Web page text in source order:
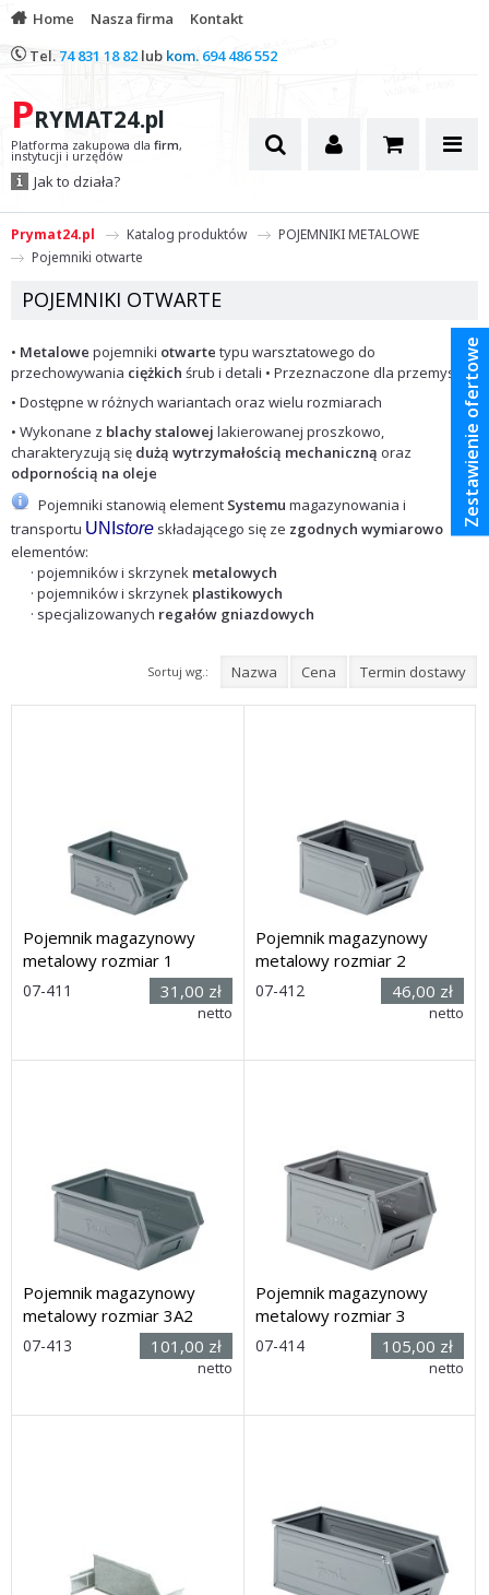
Zestawienie ofertowe
Home Nasza firma
Kontakt
Tel. 74 831 18 82 lub kom. 694 486 552
PRYMAT24.pl
Platforma zakupowa dla firm,
instytucji i urzędów
Jak to działa?
Prymat24.pl Katalog produktów
POJEMNIKI METALOWE
Pojemniki otwarte
POJEMNIKI OTWARTE
• Metalowe pojemniki otwarte typu warsztatowego do
przechowywania ciężkich śrub i detali • Przeznaczone dla przemysłu
• Dostępne w różnych wariantach oraz wielu rozmiarach
• Wykonane z blachy stalowej lakierowanej proszkowo,
charakteryzują się dużą wytrzymałością mechaniczną oraz
odpornością na oleje
Pojemniki stanowią element Systemu magazynowania i
transportu UNI store składającego się ze zgodnych wymiarowo
elementów:
· pojemników i skrzynek metalowych
· pojemników i skrzynek plastikowych
· specjalizowanych regałów gniazdowych
Sortuj wg.: Nazwa Cena Termin dostawy
Pojemnik magazynowy
metalowy rozmiar 1
07-411 31,00 zł
netto
Pojemnik magazynowy
metalowy rozmiar 2
07-412 46,00 zł
netto
Pojemnik magazynowy
metalowy rozmiar 3A2
07-413 101,00 zł
netto
Pojemnik magazynowy
metalowy rozmiar 3
07-414 105,00 zł
netto